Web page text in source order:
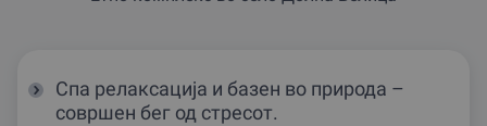
Спа релаксација и базен во природа –
совршен бег од стресот.